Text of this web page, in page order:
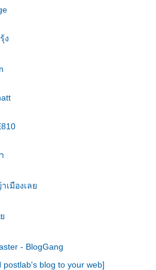
ง
เมืองเล
- BlogGang
postlab's blog to your web]